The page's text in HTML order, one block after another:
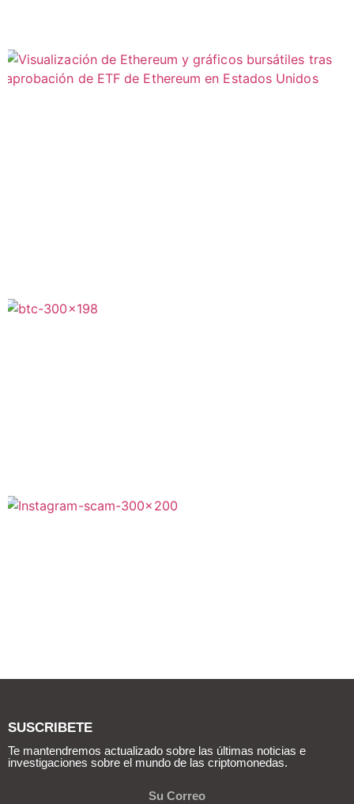
SUSCRIBETE
Te mantendremos actualizado sobre las últimas noticias e
investigaciones sobre el mundo de las criptomonedas.